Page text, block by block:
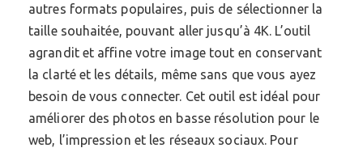
autres formats populaires, puis de sélectionner la
taille souhaitée, pouvant aller jusqu’à 4K. L’outil
agrandit et affine votre image tout en conservant
la clarté et les détails, même sans que vous ayez
besoin de vous connecter. Cet outil est idéal pour
améliorer des photos en basse résolution pour le
web, l’impression et les réseaux sociaux. Pour